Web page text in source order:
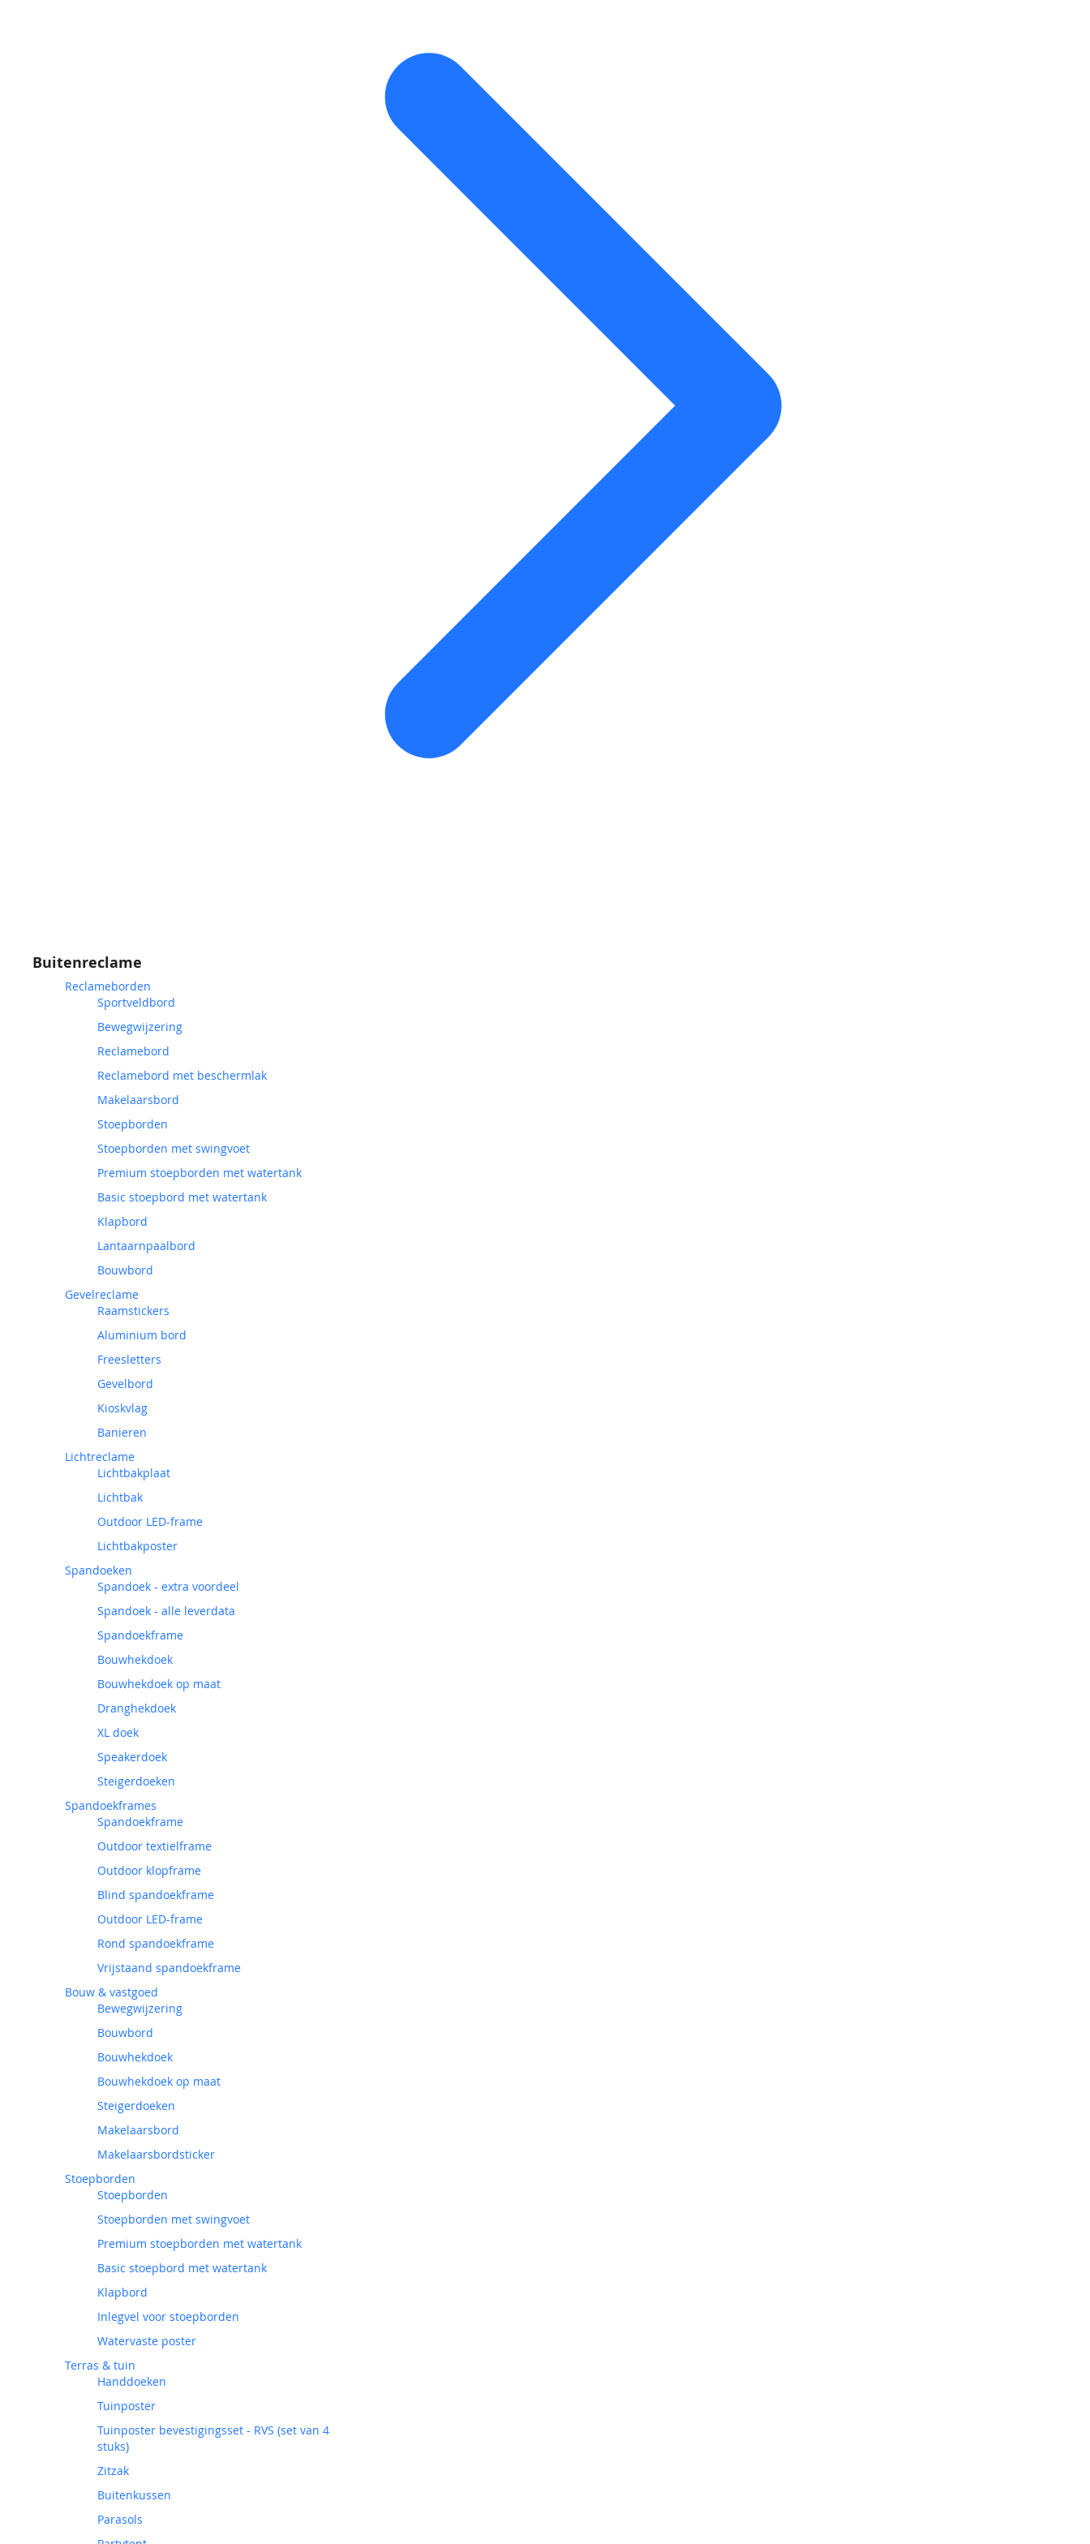
Buitenreclame
Reclameborden
Sportveldbord
Bewegwijzering
Reclamebord
Reclamebord met beschermlak
Makelaarsbord
Stoepborden
Stoepborden met swingvoet
Premium stoepborden met watertank
Basic stoepbord met watertank
Klapbord
Lantaarnpaalbord
Bouwbord
Gevelreclame
Raamstickers
Aluminium bord
Freesletters
Gevelbord
Kioskvlag
Banieren
Lichtreclame
Lichtbakplaat
Lichtbak
Outdoor LED-frame
Lichtbakposter
Spandoeken
Spandoek - extra voordeel
Spandoek - alle leverdata
Spandoekframe
Bouwhekdoek
Bouwhekdoek op maat
Dranghekdoek
XL doek
Speakerdoek
Steigerdoeken
Spandoekframes
Spandoekframe
Outdoor textielframe
Outdoor klopframe
Blind spandoekframe
Outdoor LED-frame
Rond spandoekframe
Vrijstaand spandoekframe
Bouw & vastgoed
Bewegwijzering
Bouwbord
Bouwhekdoek
Bouwhekdoek op maat
Steigerdoeken
Makelaarsbord
Makelaarsbordsticker
Stoepborden
Stoepborden
Stoepborden met swingvoet
Premium stoepborden met watertank
Basic stoepbord met watertank
Klapbord
Inlegvel voor stoepborden
Watervaste poster
Terras & tuin
Handdoeken
Tuinposter
Tuinposter bevestigingsset - RVS (set van 4
stuks)
Zitzak
Buitenkussen
Parasols